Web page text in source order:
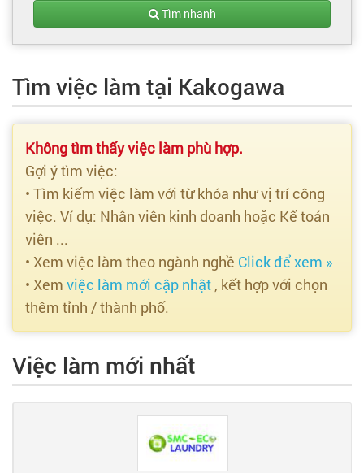
Tạo hồ sơ
Cẩm nang việc làm
Bạn cần tuyển người
Nhà tuyển dụng
Tìm nhanh
Tìm việc làm tại Kakogawa
Không tìm thấy việc làm phù hợp.
Gợi ý tìm việc:
• Tìm kiếm việc làm với từ khóa như vị trí công
việc. Ví dụ: Nhân viên kinh doanh hoặc Kế toán
viên ...
• Xem việc làm theo ngành nghề Click để xem »
• Xem việc làm mới cập nhật , kết hợp với chọn
thêm tỉnh / thành phố.
Việc làm mới nhất